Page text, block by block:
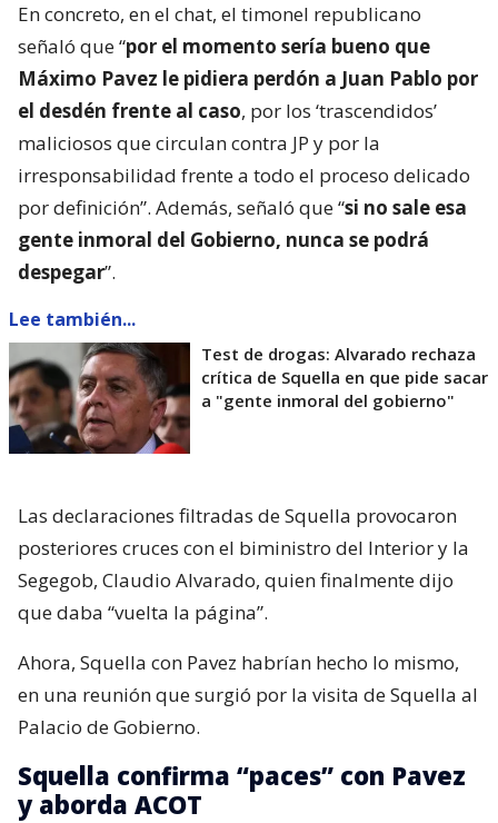
En concreto, en el chat, el timonel republicano
señaló que “por el momento sería bueno que
Máximo Pavez le pidiera perdón a Juan Pablo por
el desdén frente al caso, por los ‘trascendidos’
maliciosos que circulan contra JP y por la
irresponsabilidad frente a todo el proceso delicado
por definición”. Además, señaló que “si no sale esa
gente inmoral del Gobierno, nunca se podrá
despegar”.
Lee también...
Test de drogas: Alvarado rechaza
crítica de Squella en que pide sacar
a "gente inmoral del gobierno"
Las declaraciones filtradas de Squella provocaron
posteriores cruces con el biministro del Interior y la
Segegob, Claudio Alvarado, quien finalmente dijo
que daba “vuelta la página”.
Ahora, Squella con Pavez habrían hecho lo mismo,
en una reunión que surgió por la visita de Squella al
Palacio de Gobierno.
Squella confirma “paces” con Pavez
y aborda ACOT